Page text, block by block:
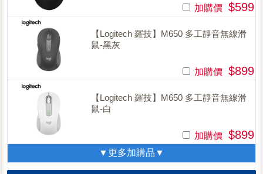
加購價 $599
【Logitech 羅技】M650 多工靜音無線滑
鼠-黑灰
加購價 $899
【Logitech 羅技】M650 多工靜音無線滑
鼠-白
加購價 $899
▼更多加購品▼